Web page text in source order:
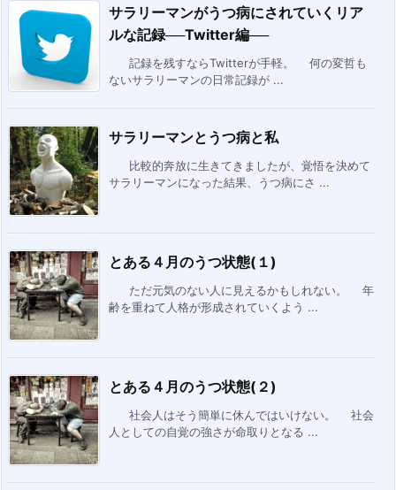
サラリーマンがうつ病にされていくリア
ルな記録──Twitter編──
記録を残すならTwitterが手軽。 何の変哲も
ないサラリーマンの日常記録が ...
サラリーマンとうつ病と私
比較的奔放に生きてきましたが、覚悟を決めて
サラリーマンになった結果、うつ病にさ ...
とある４月のうつ状態(１)
ただ元気のない人に見えるかもしれない。 年
齢を重ねて人格が形成されていくよう ...
とある４月のうつ状態(２)
社会人はそう簡単に休んではいけない。 社会
人としての自覚の強さが命取りとなる ...